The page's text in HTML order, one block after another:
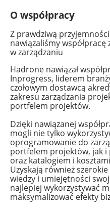
O współpracy
Z prawdziwą
nawiązaliśmy
w zarządzaniu
Hadrone nawiązał
Inprogress, liderem
czołowym dostawcą
zakresu zarządzania
portfelem projektów.
Dzięki nawiązanej
mogli nie tylko
oprogramowanie do
portfelem projektów, jak
oraz katalogiem i
Uzyskają również
wiedzy i umiejętności
najlepiej wykorzystywać
maksymalizować efekty